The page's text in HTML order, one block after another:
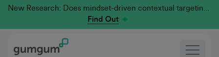
New Research: Does mindset-driven contextual targeting outperform traditional?
Find Out